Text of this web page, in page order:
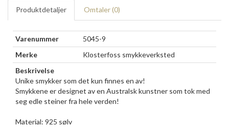
Produktdetaljer Omtaler (0)
Varenummer
5045-9
Merke
Klosterfoss smykkeverksted
Beskrivelse
Unike smykker som det kun finnes en av!
Smykkene er designet av en Australsk kunstner som tok med
seg edle steiner fra hele verden!
Material: 925 sølv